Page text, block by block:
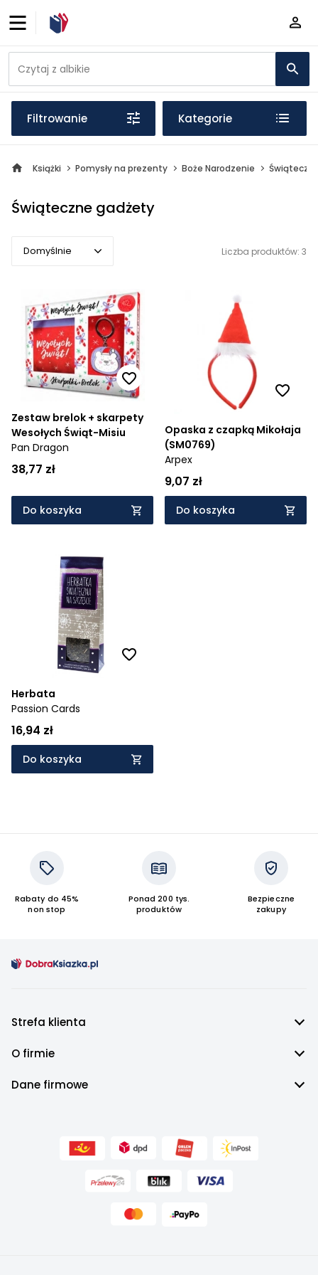
Filtrowanie Kategorie
Książki Pomysły na prezenty Boże Narodzenie
Świąteczne gadżety
Domyślnie
Popularne
Cena rosnąco
Cena malejąco
Od najnowszych
Od najstarszych
Liczba produktów: 3
Zestaw brelok + skarpety
Wesołych Świąt-Misiu
Pan Dragon
38,77 zł
Do koszyka
Opaska z czapką Mikołaja
(SM0769)
Arpex
9,07 zł
Do koszyka
Herbata
Passion Cards
16,94 zł
Do koszyka
Rabaty do 45%
non stop
Ponad 200 tys.
produktów
Bezpieczne
zakupy
Strefa klienta
O firmie
Dane firmowe